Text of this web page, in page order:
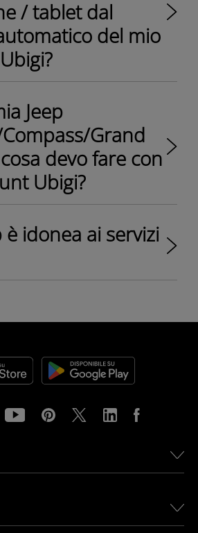
/ tablet dal
del mio
Jeep
Grand
devo fare con
Ubigi?
è idonea ai servizi